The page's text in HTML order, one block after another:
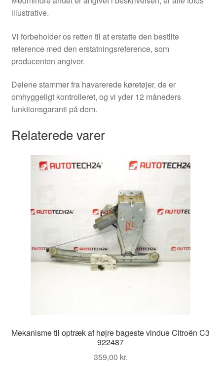
illustrative.
Vi forbeholder os retten til at erstatte den bestilte
reference med den erstatningsreference, som
producenten angiver.
Delene stammer fra havarerede køretøjer, de er
omhyggeligt kontrolleret, og vi yder 12 måneders
funktionsgaranti på dem.
Relaterede varer
Mekanisme til optræk af højre bageste vindue Citroën C3
922487
359,00 kr.